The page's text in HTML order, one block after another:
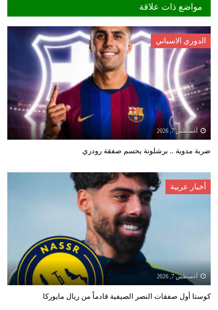
مواضع ذات علاقة
الدوري الاسباني
أغسطس 7, 2026
ضربة مدوية .. برشلونة يحسم صفقة رودري
أخبار عربية
أغسطس 7, 2026
كوستا أول صفقات النصر الصيفية قادماً من ريال مايوركا